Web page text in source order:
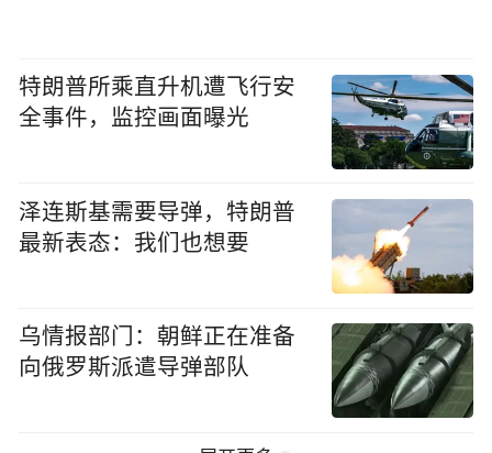
特朗普所乘直升机遭飞行安
全事件，监控画面曝光
泽连斯基需要导弹，特朗普
最新表态：我们也想要
乌情报部门：朝鲜正在准备
向俄罗斯派遣导弹部队